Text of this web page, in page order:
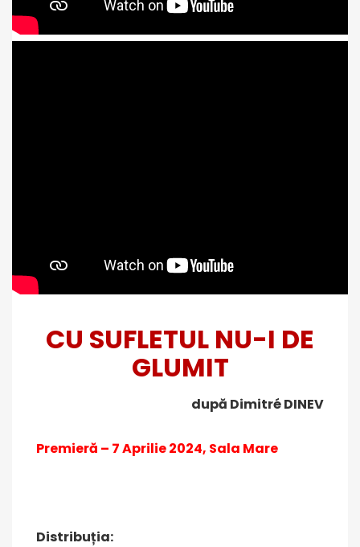
CU SUFLETUL NU-I DE
GLUMIT
după Dimitré DINEV
Premieră – 7 Aprilie 2024, Sala Mare
Distribuția: